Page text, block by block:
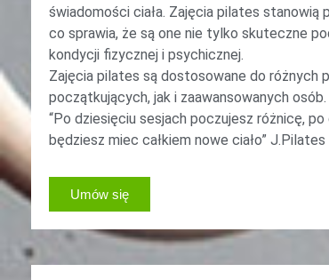
świadomości ciała. Zajęcia pilates stanowią
co sprawia, że są one nie tylko skuteczne
kondycji fizycznej i psychicznej.
Zajęcia pilates są dostosowane do różnych
początkujących, jak i zaawansowanych osób.
“Po dziesięciu sesjach poczujesz różnicę,
będziesz miec całkiem nowe ciało” J.Pilates
Umów się